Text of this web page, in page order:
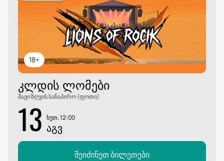
18+
ᲙᲚᲓᲘᲡ ᲚᲝᲛᲔᲑᲘ
შავი ზღვის სანაპირო (ფოთი)
13 ხუთ, 12:00
ᲐᲒᲕ
შეიძინეთ ბილეთები